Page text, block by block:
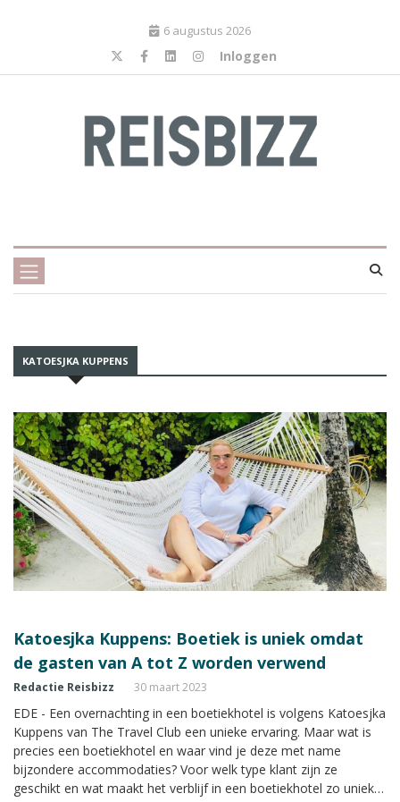
6 augustus 2026
Inloggen
KATOESJKA KUPPENS
Katoesjka Kuppens: Boetiek is uniek omdat
de gasten van A tot Z worden verwend
Redactie Reisbizz 30 maart 2023
EDE - Een overnachting in een boetiekhotel is volgens Katoesjka
Kuppens van The Travel Club een unieke ervaring. Maar wat is
precies een boetiekhotel en waar vind je deze met name
bijzondere accommodaties? Voor welk type klant zijn ze
geschikt en wat maakt het verblijf in een boetiekhotel zo uniek?